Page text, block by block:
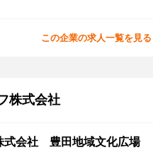
この企業の求人一覧を見る
株式会社
式会社 豊田地域文化広場